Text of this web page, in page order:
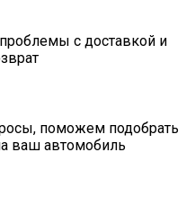
проблемы с доставкой и
поможем подобрать
ваш автомобиль